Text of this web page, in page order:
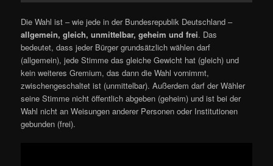
Die Wahl ist – wie jede in der Bundesrepublik Deutschland –
allgemein, gleich, unmittelbar, geheim und frei. Das
bedeutet, dass jeder Bürger grundsätzlich wählen darf
(allgemein), jede Stimme das gleiche Gewicht hat (gleich) und
kein weiteres Gremium, das dann die Wahl vornimmt,
zwischengeschaltet ist (unmittelbar). Außerdem darf der Wähler
seine Stimme nicht öffentlich abgeben (geheim) und ist bei der
Wahl nicht an Weisungen anderer Personen oder Institutionen
gebunden (frei).